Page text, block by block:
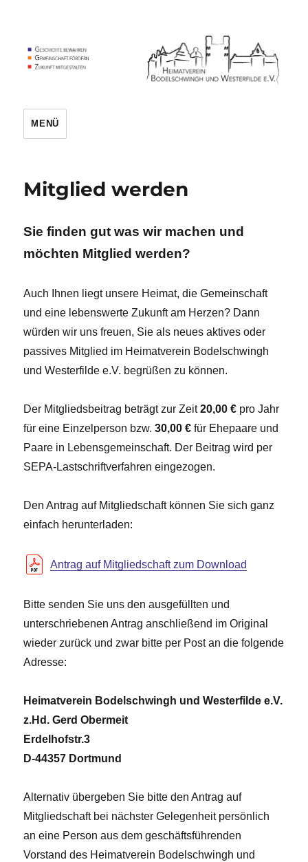
MENÜ
Mitglied werden
Sie finden gut was wir machen und
möchten Mitglied werden?
Auch Ihnen liegt unsere Heimat, die Gemeinschaft
und eine lebenswerte Zukunft am Herzen? Dann
würden wir uns freuen, Sie als neues aktives oder
passives Mitglied im Heimatverein Bodelschwingh
und Westerfilde e.V. begrüßen zu können.
Der Mitgliedsbeitrag beträgt zur Zeit20,00 € pro Jahr
für eine Einzelperson bzw.30,00 € für Ehepaare und
Paare in Lebensgemeinschaft. Der Beitrag wird per
SEPA-Lastschriftverfahren eingezogen.
Den Antrag auf Mitgliedschaft können Sie sich ganz
einfach herunterladen:
Antrag auf Mitgliedschaft zum Download
Bitte senden Sie uns den ausgefüllten und
unterschriebenen Antrag anschließend im Original
wieder zurück und zwar bitte per Post an die folgende
Adresse:
Heimatverein Bodelschwingh und Westerfilde e.V.
z.Hd. Gerd Obermeit
Erdelhofstr.3
D-44357 Dortmund
Alternativ übergeben Sie bitte den Antrag auf
Mitgliedschaft bei nächster Gelegenheit persönlich
an eine Person aus dem geschäftsführenden
Vorstand des Heimatverein Bodelschwingh und